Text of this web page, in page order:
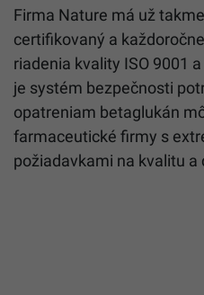
Firma Nature má už
certifikovaný a
riadenia kvality ISO 9001
je systém bezpečnosti
opatreniam betaglukán
farmaceutické firmy s
požiadavkami na kvalitu